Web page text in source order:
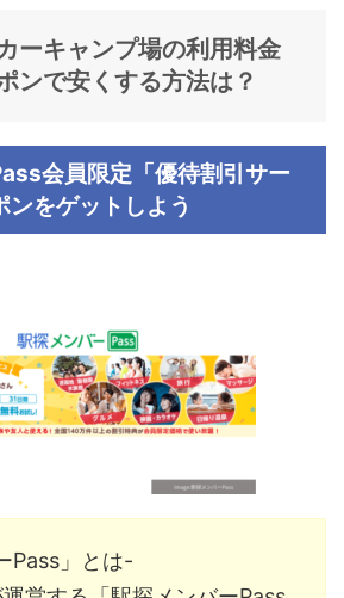
ーキャンプ場の利用料金
ンで安くする方法は？
会員限定「優待割引サー
ンをゲットしよう
Pass」とは-